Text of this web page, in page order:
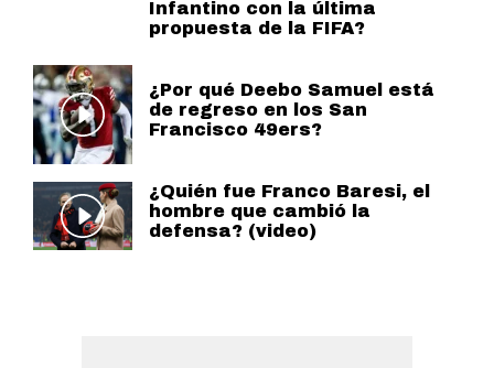
Infantino con la última
propuesta de la FIFA?
¿Por qué Deebo Samuel está
de regreso en los San
Francisco 49ers?
¿Quién fue Franco Baresi, el
hombre que cambió la
defensa? (video)